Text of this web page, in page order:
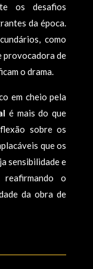
os desafios
da época.
como
provocadora de
o drama.
em cheio pela
é mais do que
sobre os
que os
sensibilidade e
reafirmando o
da obra de